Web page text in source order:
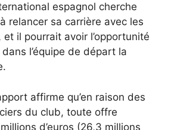
espagnol cherche
relancer sa carrière avec les
il pourrait avoir l’opportunité
l’équipe de départ la
affirme qu’en raison des
du club, toute offre
d’euros (26,3 millions